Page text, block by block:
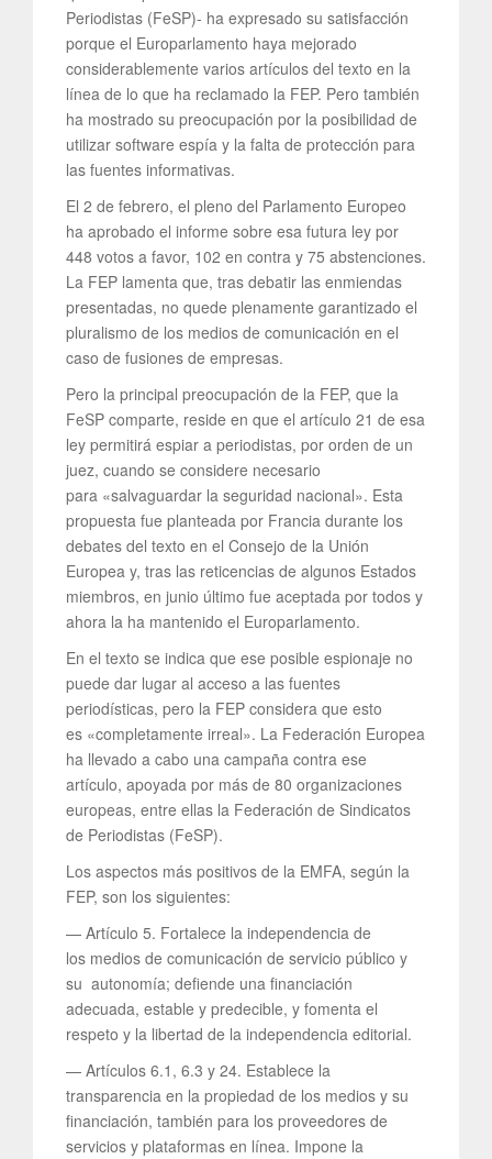
Periodistas (FeSP)- ha expresado su satisfacción
porque el Europarlamento haya mejorado
considerablemente varios artículos del texto en la
línea de lo que ha reclamado la FEP. Pero también
ha mostrado su preocupación por la posibilidad de
utilizar software espía y la falta de protección para
las fuentes informativas.
El 2 de febrero, el pleno del Parlamento Europeo
ha aprobado el informe sobre esa futura ley por
448 votos a favor, 102 en contra y 75 abstenciones.
La FEP lamenta que, tras debatir las enmiendas
presentadas, no quede plenamente garantizado el
pluralismo de los medios de comunicación en el
caso de fusiones de empresas.
Pero la principal preocupación de la FEP, que la
FeSP comparte, reside en que el artículo 21 de esa
ley permitirá espiar a periodistas, por orden de un
juez, cuando se considere necesario
para «salvaguardar la seguridad nacional». Esta
propuesta fue planteada por Francia durante los
debates del texto en el Consejo de la Unión
Europea y, tras las reticencias de algunos Estados
miembros, en junio último fue aceptada por todos y
ahora la ha mantenido el Europarlamento.
En el texto se indica que ese posible espionaje no
puede dar lugar al acceso a las fuentes
periodísticas, pero la FEP considera que esto
es «completamente irreal». La Federación Europea
ha llevado a cabo una campaña contra ese
artículo, apoyada por más de 80 organizaciones
europeas, entre ellas la Federación de Sindicatos
de Periodistas (FeSP).
Los aspectos más positivos de la EMFA, según la
FEP, son los siguientes:
— Artículo 5. Fortalece la independencia de
los medios de comunicación de servicio público y
su autonomía; defiende una financiación
adecuada, estable y predecible, y fomenta el
respeto y la libertad de la independencia editorial.
— Artículos 6.1, 6.3 y 24. Establece la
transparencia en la propiedad de los medios y su
financiación, también para los proveedores de
servicios y plataformas en línea. Impone la